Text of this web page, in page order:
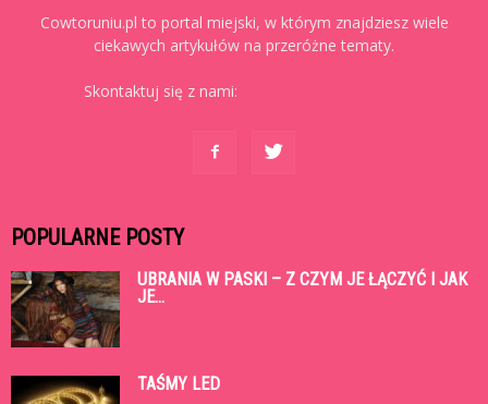
Cowtoruniu.pl to portal miejski, w którym znajdziesz wiele
ciekawych artykułów na przeróżne tematy.
Skontaktuj się z nami:
POPULARNE POSTY
UBRANIA W PASKI – Z CZYM JE ŁĄCZYĆ I JAK
JE...
TAŚMY LED